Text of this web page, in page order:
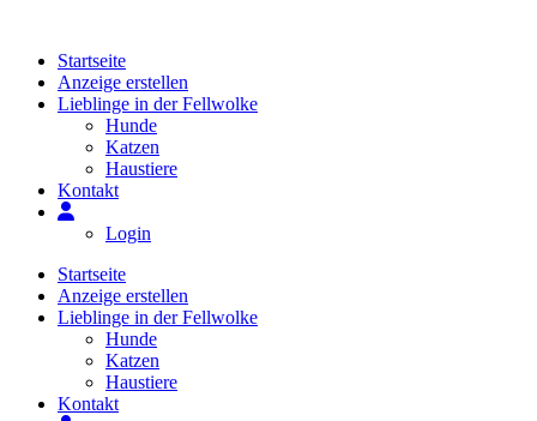
springenStartseite
Anzeige erstellen
Lieblinge in der Fellwolke
Hunde
Katzen
Haustiere
Kontakt
Login
Startseite
Anzeige erstellen
Lieblinge in der Fellwolke
Hunde
Katzen
Haustiere
Kontakt